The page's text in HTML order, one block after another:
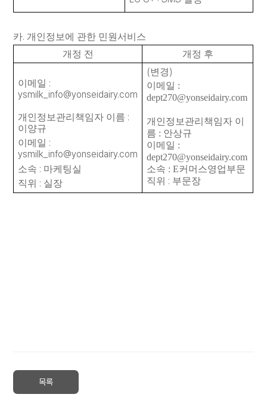
카. 개인정보에 관한 민원서비스
개정 전
개정 후
이메일 :
ysmilk_info@yonseidairy.com
개인정보관리책임자 이름 :
이양규
이메일 :
ysmilk_info@yonseidairy.com
소속 : 마케팅실
직위 : 실장
(변경)
이메일 :
dept270@yonseidairy.com
개인정보관리책임자 이
름 : 안상규
이메일 :
dept270@yonseidairy.com
소속 : E커머스영업부문
직위 : 부문장
목록